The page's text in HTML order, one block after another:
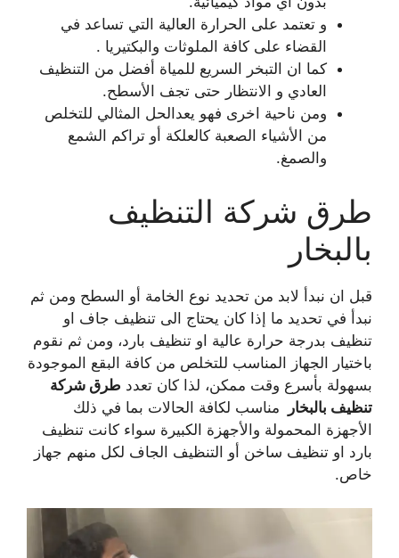
و تعتمد على الحرارة العالية التي تساعد في
القضاء على كافة الملوثات والبكتيريا .
كما ان التبخر السريع للمياة أفضل من التنظيف
العادي و الانتظار حتى تجف الأسطح.
ومن ناحية اخرى فهو يعدالحل المثالي للتخلص
من الأشياء الصعبة كالعلكة أو تراكم الشمع
والصمغ.
طرق شركة التنظيف
بالبخار
قبل ان نبدأ لابد من تحديد نوع الخامة أو السطح ومن ثم
نبدأ في تحديد ما إذا كان يحتاج الى تنظيف جاف او
تنظيف بدرجة حرارة عالية او تنظيف بارد، ومن ثم نقوم
باختيار الجهاز المناسب للتخلص من كافة البقع الموجودة
بسهولة بأسرع وقت ممكن، لذا كان تعدد طرق شركة
تنظيف بالبخار
مناسب لكافة الحالات بما في ذلك
الأجهزة المحمولة والأجهزة الكبيرة سواء كانت تنظيف
بارد او تنظيف ساخن أو التنظيف الجاف لكل منهم جهاز
خاص.